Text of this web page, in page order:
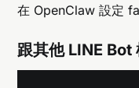
在 OpenClaw 設定
跟其他 LINE Bot